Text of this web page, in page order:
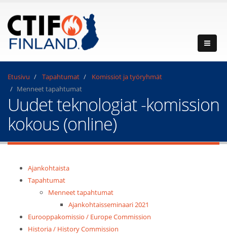
Etusivu Tapahtumat
Komissiot ja työryhmät
Menneet tapahtumat
Uudet teknologiat -komission
kokous (online)
Ajankohtaista
Tapahtumat
Menneet tapahtumat
Ajankohtaisseminaari 2021
Eurooppakomissio / Europe Commission
Historia / History Commission